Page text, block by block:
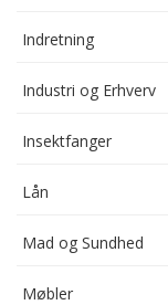
Indretning
Industri og Erhverv
Insektfanger
Lån
Mad og Sundhed
Møbler